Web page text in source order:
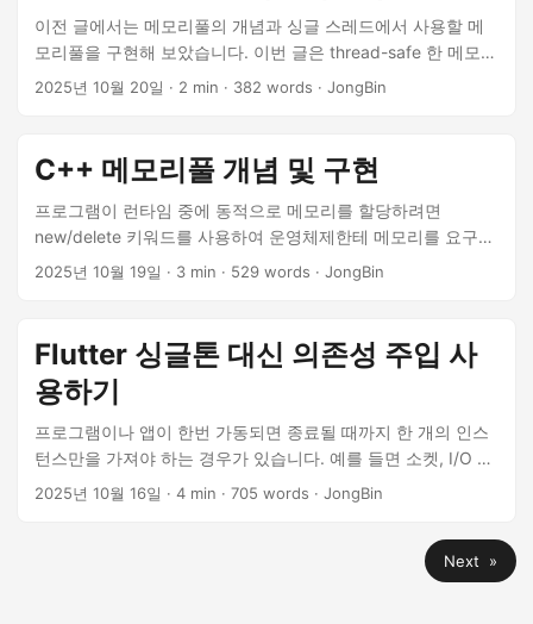
언트가 많아질수록 성능이 떨어짐 파일 디스크립터 최대 개수
허용하는 최대 개수가 1024개 따라서 고성능 서버에서는 사용
되지 않는다....
이전 글에서는 메모리풀의 개념과 싱글 스레드에서 사용할 메
모리풀을 구현해 보았습니다. 이번 글은 thread-safe 한 메모리
풀을 구현해 볼겁니다! 😄 ✅ mutex 와 lock-free 로 만들 수 있
Tag 추가 1 2 3 4 5 6 7 8 9 10 11 12 13 14 15 16 17 18 19 20
21 22 23 24 25 26 27 28 29 30 31 32 33 34 35 36 37 38
39 40 41 42 43 44 45 46 47 48 49 50 51 52 53 54 55 56
57 58 59 60 61 62 63 64 65 66 67 68 69 70 71 72 73 74
75 76 77 #ifndef __LF_MEMORY_POOL_H__ #define
__LF_MEMORY_POOL_H__ #include<algorithm>
T, size_t capacity = 1024> class LFMemoryPool { struct
LinkedList { LinkedList *next; }; using TaggedLinkedList =
std::pair<LinkedList *, uint64_t>; static constexpr size_t
constexpr size_t blockSize = std::max(sizeof(T),
sizeof(LinkedList)); public: LFMemoryPool() : _chunk{0,} ,
_header({nullptr, 0}) { TaggedLinkedList header =
2025년 10월 20일 · 2 min · 382 words · JongBin
C++ 메모리풀 개념 및 구현
프로그램이 런타임 중에 동적으로 메모리를 할당하려면
new/delete 키워드를 사용하여 운영체제한테 메모리를 요구합
니다. 이 때 시스템 콜을 시작으로(커널 모드 진입) 전역 힙에서
레드가 동시에 힙에 접근하는 것을 막기 위해 동기화 작업도 진
행됩니다. 현대의 응용 프로그래밍은 이런 내부적인 상황까지
고려하여 설계하지 않겠지만, 최적화 관점에서 볼 때 동적으로
다! 😄...
2025년 10월 19일 · 3 min · 529 words · JongBin
Flutter 싱글톤 대신 의존성 주입 사
용하기
프로그램이나 앱이 한번 가동되면 종료될 때까지 한 개의 인스
턴스만을 가져야 하는 경우가 있습니다. 예를 들면 소켓, I/O 처
리, 옵션 설정 등이 있을 겁니다. 지금까지 싱글톤 패턴을 이용
하나 있습니다. 사용하는 순간 종속되어 단위 테스트와 다른 프
로젝트에 재활용할 수 없다는 것이죠. 😨 그래서 최대한 싱글톤
사용을 지양하고자 다른 방법을 찾게 되었습니다. 바로 의존성
2025년 10월 16일 · 4 min · 705 words · JongBin
Next »